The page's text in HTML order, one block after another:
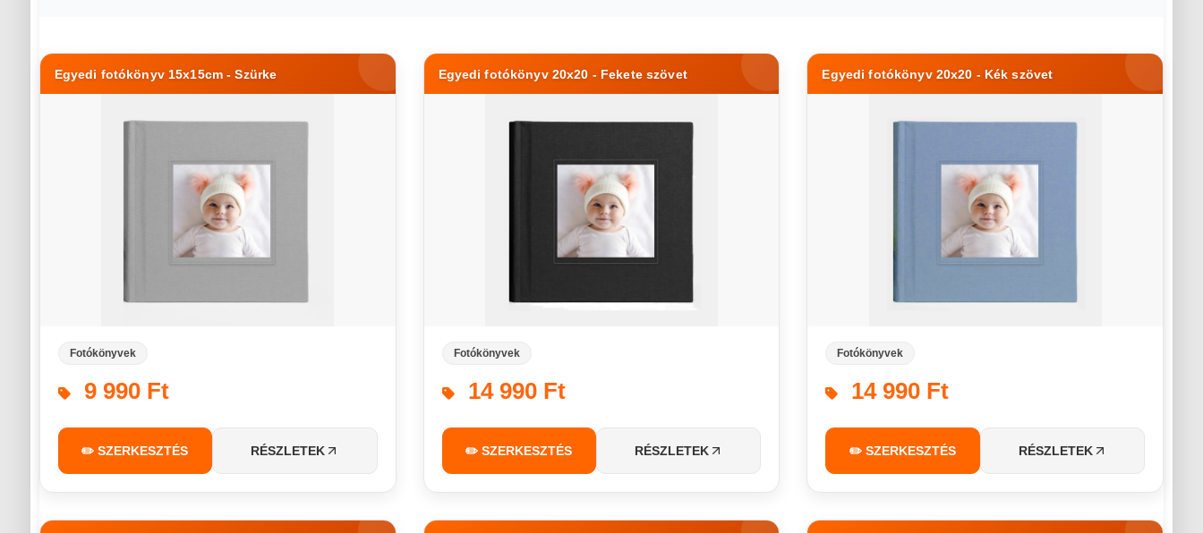
Egyedi fotókönyv 15x15cm - Szürke
Fotókönyvek
9 990 Ft
✏️ SZERKESZTÉS RÉSZLETEK
Egyedi fotókönyv 20x20 - Fekete szövet
Fotókönyvek
14 990 Ft
✏️ SZERKESZTÉS RÉSZLETEK
Egyedi fotókönyv 20x20 - Kék szövet
Fotókönyvek
14 990 Ft
✏️ SZERKESZTÉS RÉSZLETEK